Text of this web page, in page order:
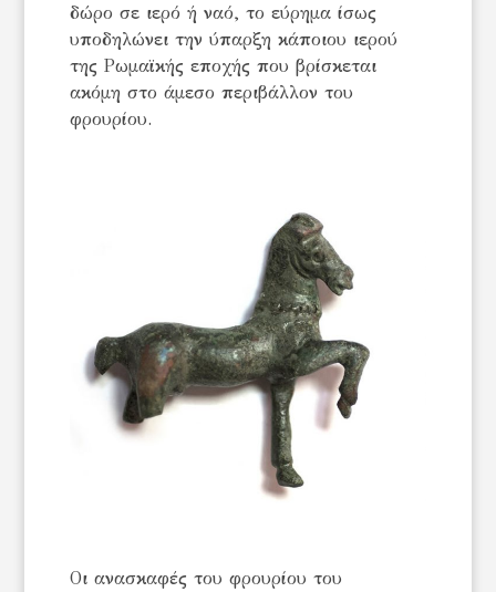
δώρο σε ιερό ή ναό, το εύρημα ίσως
υποδηλώνει την ύπαρξη κάποιου ιερού
της Ρωμαϊκής εποχής που βρίσκεται
ακόμη στο άμεσο περιβάλλον του
φρουρίου.
Οι ανασκαφές του φρουρίου του